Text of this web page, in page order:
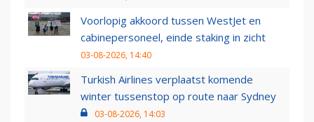
Voorlopig akkoord tussen WestJet en
cabinepersoneel, einde staking in zicht
03-08-2026, 14:40
Turkish Airlines verplaatst komende
winter tussenstop op route naar Sydney
03-08-2026, 14:03